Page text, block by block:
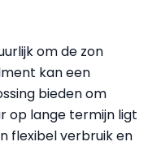
om de zon
kan een
bieden om
op lange termijn ligt
flexibel verbruik en